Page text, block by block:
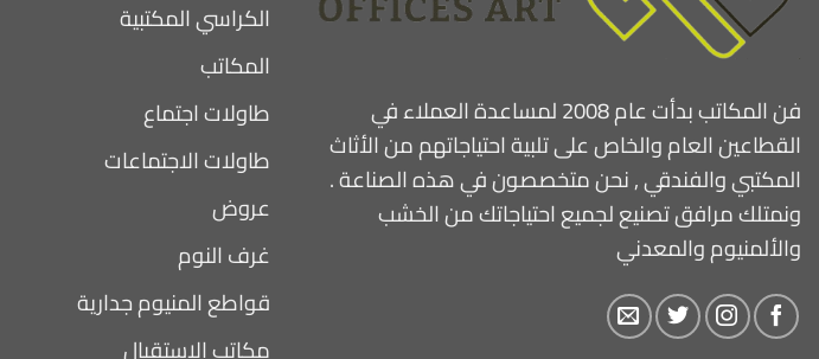
فن المكاتب بدأت عام 2008 لمساعدة العملاء في
القطاعين العام والخاص على تلبية احتياجاتهم من الأثاث
المكتبي والفندقي , نحن متخصصون في هذه الصناعة .
ونمتلك مرافق تصنيع لجميع احتياجاتك من الخشب
والألمنيوم والمعدني
الكراسي المكتبية
المكاتب
طاولات اجتماع
طاولات الاجتماعات
عروض
غرف النوم
قواطع المنيوم جدارية
مكاتب الاستقبال